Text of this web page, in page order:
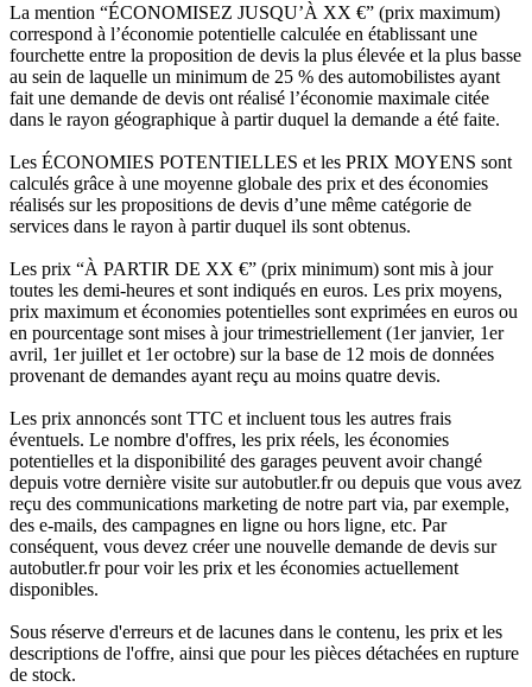
La mention “ÉCONOMISEZ JUSQU’À XX €” (prix maximum)
correspond à l’économie potentielle calculée en établissant une
fourchette entre la proposition de devis la plus élevée et la plus basse
au sein de laquelle un minimum de 25 % des automobilistes ayant
fait une demande de devis ont réalisé l’économie maximale citée
dans le rayon géographique à partir duquel la demande a été faite.
Les ÉCONOMIES POTENTIELLES et les PRIX MOYENS sont
calculés grâce à une moyenne globale des prix et des économies
réalisés sur les propositions de devis d’une même catégorie de
services dans le rayon à partir duquel ils sont obtenus.
Les prix “À PARTIR DE XX €” (prix minimum) sont mis à jour
toutes les demi-heures et sont indiqués en euros. Les prix moyens,
prix maximum et économies potentielles sont exprimées en euros ou
en pourcentage sont mises à jour trimestriellement (1er janvier, 1er
avril, 1er juillet et 1er octobre) sur la base de 12 mois de données
provenant de demandes ayant reçu au moins quatre devis.
Les prix annoncés sont TTC et incluent tous les autres frais
éventuels. Le nombre d'offres, les prix réels, les économies
potentielles et la disponibilité des garages peuvent avoir changé
depuis votre dernière visite sur autobutler.fr ou depuis que vous avez
reçu des communications marketing de notre part via, par exemple,
des e-mails, des campagnes en ligne ou hors ligne, etc. Par
conséquent, vous devez créer une nouvelle demande de devis sur
autobutler.fr pour voir les prix et les économies actuellement
disponibles.
Sous réserve d'erreurs et de lacunes dans le contenu, les prix et les
descriptions de l'offre, ainsi que pour les pièces détachées en rupture
de stock.